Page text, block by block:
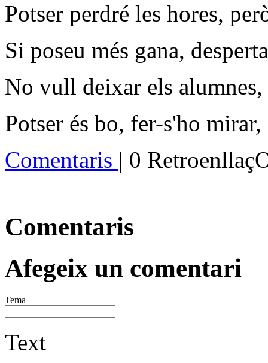
Potser perdré les hores,
Si poseu més gana,
No vull deixar els
Potser és bo, fer-s'ho
Comentaris | 0
Comentaris
Afegeix un comentari
Tema
Text